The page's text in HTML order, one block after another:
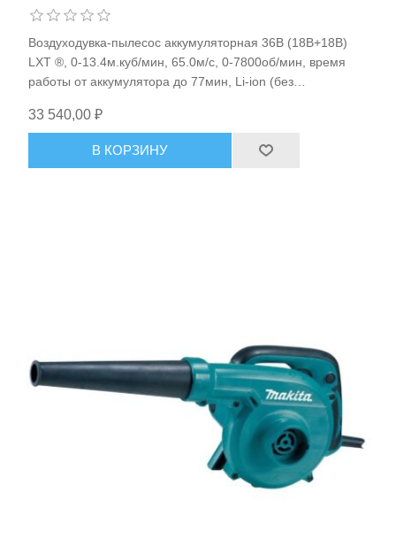
Воздуходувка-пылесос аккумуляторная 36В (18В+18В)
LXT ®, 0-13.4м.куб/мин, 65.0м/с, 0-7800об/мин, время
работы от аккумулятора до 77мин, Li-ion (без
33 540,00 ₽
В КОРЗИНУ